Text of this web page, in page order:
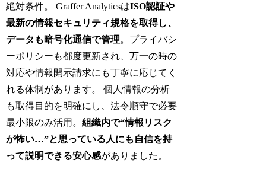
絶対条件。 Graffer AnalyticsはISO認証や
最新の情報セキュリティ規格を取得し、
データも暗号化通信で管理。プライバシ
ーポリシーも都度更新され、万一の時の
対応や情報開示請求にも丁寧に応じてく
れる体制があります。 個人情報の分析
も取得目的を明確にし、法令順守で必要
最小限のみ活用。組織内で“情報リスク
が怖い…”と思っている人にも自信を持
って説明できる安心感がありました。